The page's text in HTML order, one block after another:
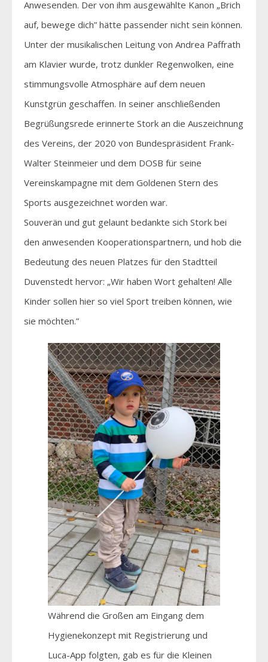
Anwesenden. Der von ihm ausgewählte Kanon „Brich
auf, bewege dich” hätte passender nicht sein können.
Unter der musikalischen Leitung von Andrea Paffrath
am Klavier wurde, trotz dunkler Regenwolken, eine
stimmungsvolle Atmosphäre auf dem neuen
Kunstgrün geschaffen. In seiner anschließenden
Begrüßungsrede erinnerte Stork an die Auszeichnung
des Vereins, der 2020 von Bundespräsident Frank-
Walter Steinmeier und dem DOSB für seine
Vereinskampagne mit dem Goldenen Stern des
Sports ausgezeichnet worden war.
Souverän und gut gelaunt bedankte sich Stork bei
den anwesenden Kooperationspartnern, und hob die
Bedeutung des neuen Platzes für den Stadtteil
Duvenstedt hervor: „Wir haben Wort gehalten! Alle
Kinder sollen hier so viel Sport treiben können, wie
sie möchten.”
Während die Großen am Eingang dem
Hygienekonzept mit Registrierung und
Luca-App folgten, gab es für die Kleinen